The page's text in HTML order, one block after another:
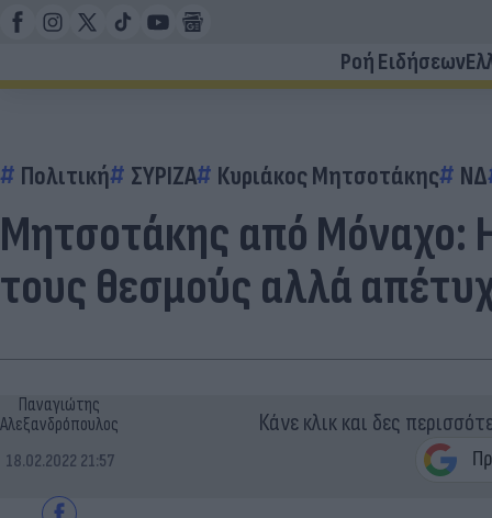
Ροή Ειδήσεων
Πολιτική ΣΥΡΙΖΑ Κυριάκος Μητσοτάκης ΝΔ
Μητσοτάκης από Μόναχο:
τους θεσμούς αλλά
Παναγιώτης
Αλεξανδρόπουλος
18.02.2022 21:57
Κάνε κλικ και δες